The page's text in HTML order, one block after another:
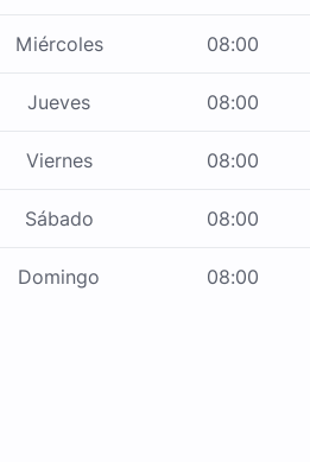
Miércoles 08:00
Jueves 08:00
Viernes 08:00
Sábado 08:00
Domingo 08:00